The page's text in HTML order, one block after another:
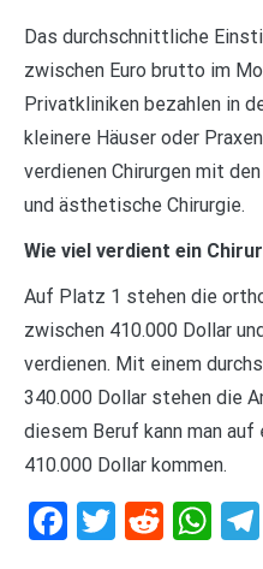
Das durchschnittliche
zwischen Euro brutto im
Privatkliniken bezahlen in
kleinere Häuser oder
verdienen Chirurgen mit
und ästhetische Chirurgie.
Wie viel verdient ein
Auf Platz 1 stehen die
zwischen 410.000 Dollar
verdienen. Mit einem
340.000 Dollar stehen die
diesem Beruf kann man
410.000 Dollar kommen.
Facebook
Twitter
Reddit